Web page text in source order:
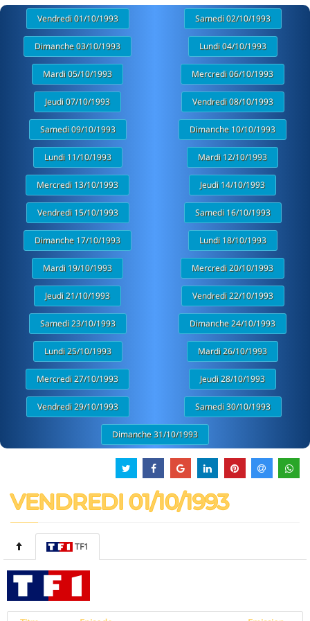
Vendredi 01/10/1993 Samedi 02/10/1993
Dimanche 03/10/1993 Lundi 04/10/1993
Mardi 05/10/1993 Mercredi 06/10/1993
Jeudi 07/10/1993 Vendredi 08/10/1993
Samedi 09/10/1993 Dimanche 10/10/1993
Lundi 11/10/1993 Mardi 12/10/1993
Mercredi 13/10/1993 Jeudi 14/10/1993
Vendredi 15/10/1993 Samedi 16/10/1993
Dimanche 17/10/1993 Lundi 18/10/1993
Mardi 19/10/1993 Mercredi 20/10/1993
Jeudi 21/10/1993 Vendredi 22/10/1993
Samedi 23/10/1993 Dimanche 24/10/1993
Lundi 25/10/1993 Mardi 26/10/1993
Mercredi 27/10/1993 Jeudi 28/10/1993
Vendredi 29/10/1993 Samedi 30/10/1993
Dimanche 31/10/1993
VENDREDI 01/10/1993
TF1